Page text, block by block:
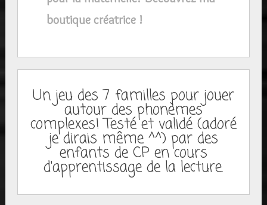
boutique créatrice !
Un jeu des 7 familles pour jouer
autour des phonèmes
complexes! Testé et validé (adoré
je dirais même ^^) par des
enfants de CP en cours
d'apprentissage de la lecture.